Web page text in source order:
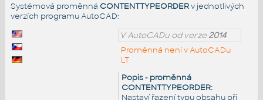
Systémová proměnná CONTENTTYPEORDERv jednotlivých
verzích programu AutoCAD:
V AutoCADu od verze2014
Proměnná není v AutoCADu
LT
Popis - proměnná
CONTENTTYPEORDER:
Nastaví řazení typu obsahu při